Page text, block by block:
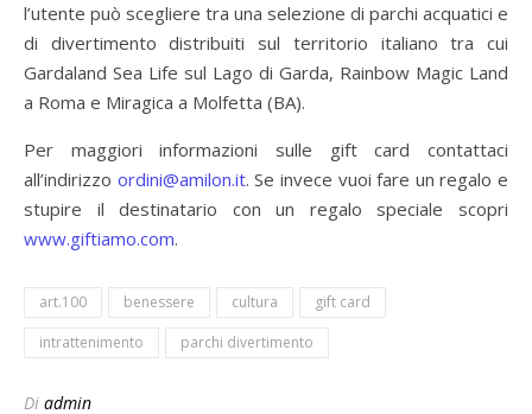
l’utente può scegliere tra una selezione di parchi acquatici e
di divertimento distribuiti sul territorio italiano tra cui
Gardaland Sea Life sul Lago di Garda, Rainbow Magic Land
a Roma e Miragica a Molfetta (BA).
Per maggiori informazioni sulle gift card contattaci
all’indirizzo ordini@amilon.it. Se invece vuoi fare un regalo e
stupire il destinatario con un regalo speciale scopri
www.giftiamo.com.
art.100 benessere cultura
gift card
intrattenimento
parchi divertimento
Di admin